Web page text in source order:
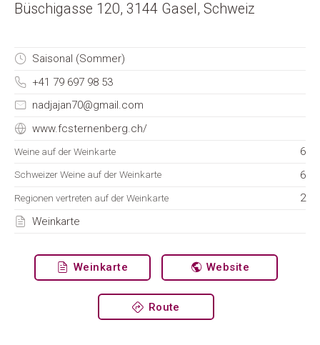
Büschigasse 120, 3144 Gasel, Schweiz
Saisonal (Sommer)
+41 79 697 98 53
nadjajan70@gmail.com
www.fcsternenberg.ch/
Weine auf der Weinkarte 6
Schweizer Weine auf der Weinkarte 6
Regionen vertreten auf der Weinkarte
2
Weinkarte
Weinkarte Website
Route